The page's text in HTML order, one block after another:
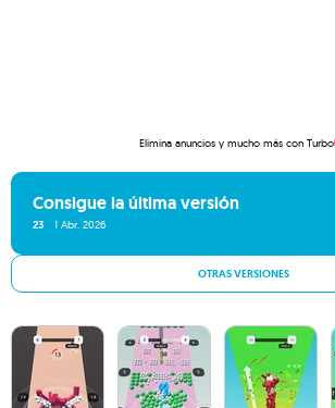
Elimina anuncios y mucho más con Turbo
Consigue la última versión
23 1 Abr. 2026
OTRAS VERSIONES